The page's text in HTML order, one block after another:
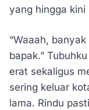
yang hingga
“Waaah,
bapak.”
erat sekaligus
sering keluar
lama. Rindu